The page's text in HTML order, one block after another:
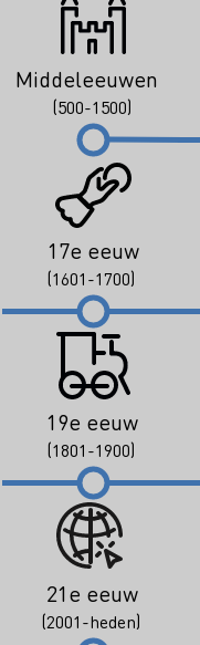
Middeleeuwen
(500-1500)
17e eeuw
(1601-1700)
19e eeuw
(1801-1900)
21e eeuw
(2001-heden)